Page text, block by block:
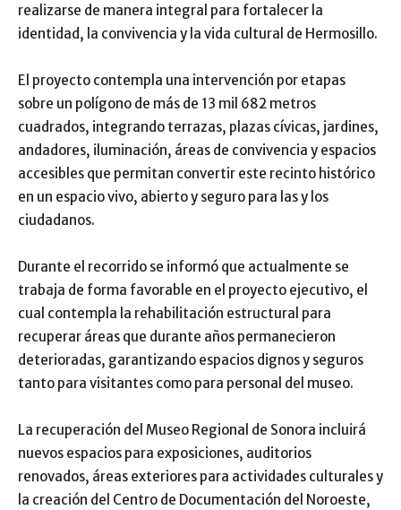
realizarse de manera integral para fortalecer la
identidad, la convivencia y la vida cultural de Hermosillo.
El proyecto contempla una intervención por etapas
sobre un polígono de más de 13 mil 682 metros
cuadrados, integrando terrazas, plazas cívicas, jardines,
andadores, iluminación, áreas de convivencia y espacios
accesibles que permitan convertir este recinto histórico
en un espacio vivo, abierto y seguro para las y los
ciudadanos.
Durante el recorrido se informó que actualmente se
trabaja de forma favorable en el proyecto ejecutivo, el
cual contempla la rehabilitación estructural para
recuperar áreas que durante años permanecieron
deterioradas, garantizando espacios dignos y seguros
tanto para visitantes como para personal del museo.
La recuperación del Museo Regional de Sonora incluirá
nuevos espacios para exposiciones, auditorios
renovados, áreas exteriores para actividades culturales y
la creación del Centro de Documentación del Noroeste,